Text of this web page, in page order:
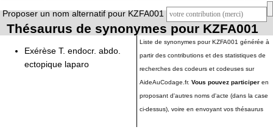
Proposer un nom alternatif pour KZFA001
Thésaurus de synonymes pour KZFA001
Exérèse T. endocr. abdo.
ectopique laparo
Liste de synonymes pour KZFA001 générée à
partir des contributions et des statistiques de
recherches des codeurs et codeuses sur
AideAuCodage.fr. Vous pouvez participer en
proposant d'autres noms d'acte (dans la case
ci-dessus), voire en envoyant vos thésaurus